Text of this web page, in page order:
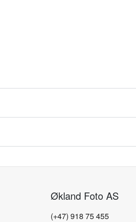
Økland Foto AS
(+47) 918 75 455